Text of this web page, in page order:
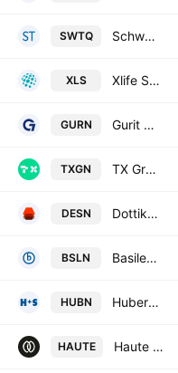
SWTQ Schweiter Technologies AG
XLS Xlife Sciences Ltd.
GURN Gurit Holding AG
TXGN TX Group AG
DESN Dottikon ES Holding AG
BSLN Basilea Pharmaceutica AG
HUBN Huber + Suhner AG
HAUTE Haute Capital Partners AG